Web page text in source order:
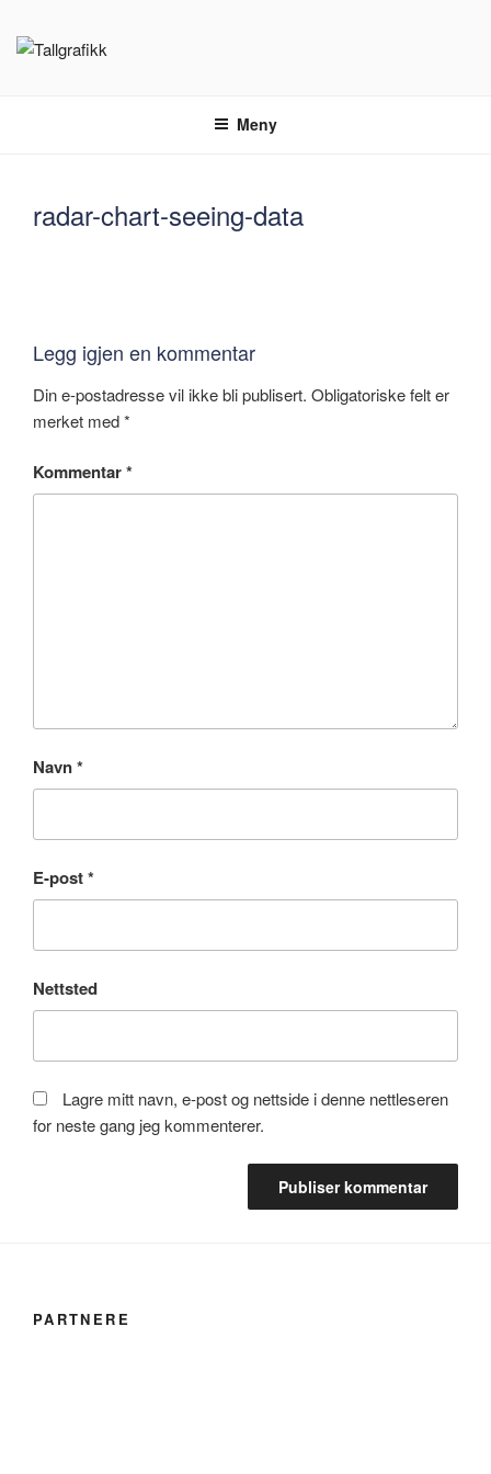
Meny
radar-chart-seeing-data
Legg igjen en kommentar
Din e-postadresse vil ikke bli publisert. Obligatoriske felt er
merket med*
Kommentar*
Navn*
E-post*
Nettsted
Lagre mitt navn, e-post og nettside i denne nettleseren
for neste gang jeg kommenterer.
PARTNERE